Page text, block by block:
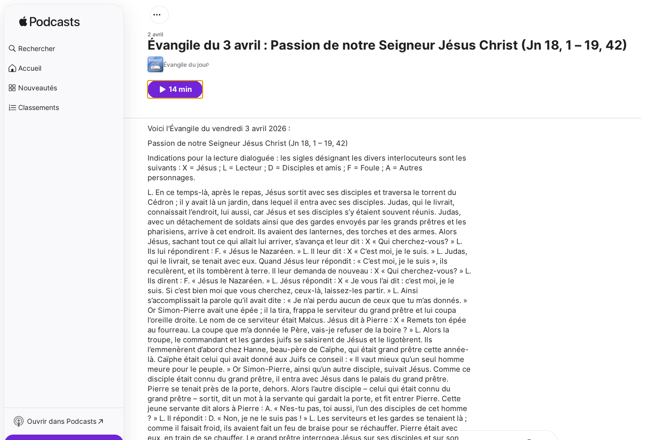
Rechercher
Accueil
Nouveautés
Classements
Ouvrir dans Podcasts
2 avril
Évangile du 3 avril : Passion de notre Seigneur Jésus Christ (Jn 18, 1 – 19, 42)
Évangile du jour
14 min
Voici l'Évangile du vendredi 3 avril 2026 :
Passion de notre Seigneur Jésus Christ (Jn 18, 1 – 19, 42)
Indications pour la lecture dialoguée : les sigles désignant les divers interlocuteurs sont les
suivants : X = Jésus ; L = Lecteur ; D = Disciples et amis ; F = Foule ; A = Autres
personnages.
L. En ce temps-là, après le repas, Jésus sortit avec ses disciples et traversa le torrent du
Cédron ; il y avait là un jardin, dans lequel il entra avec ses disciples. Judas, qui le livrait,
connaissait l’endroit, lui aussi, car Jésus et ses disciples s’y étaient souvent réunis. Judas,
avec un détachement de soldats ainsi que des gardes envoyés par les grands prêtres et les
pharisiens, arrive à cet endroit. Ils avaient des lanternes, des torches et des armes. Alors
Jésus, sachant tout ce qui allait lui arriver, s’avança et leur dit : X « Qui cherchez-vous? » L.
Ils lui répondirent : F. « Jésus le Nazaréen. » L. Il leur dit : X « C’est moi, je le suis. » L. Judas,
qui le livrait, se tenait avec eux. Quand Jésus leur répondit : « C’est moi, je le suis », ils
reculèrent, et ils tombèrent à terre. Il leur demanda de nouveau : X « Qui cherchez-vous? » L.
Ils dirent : F. « Jésus le Nazaréen. » L. Jésus répondit : X « Je vous l’ai dit : c’est moi, je le
suis. Si c’est bien moi que vous cherchez, ceux-là, laissez-les partir. » L. Ainsi
s’accomplissait la parole qu’il avait dite : « Je n’ai perdu aucun de ceux que tu m’as donnés. »
Or Simon-Pierre avait une épée ; il la tira, frappa le serviteur du grand prêtre et lui coupa
l’oreille droite. Le nom de ce serviteur était Malcus. Jésus dit à Pierre : X « Remets ton épée
au fourreau. La coupe que m’a donnée le Père, vais-je refuser de la boire ? » L. Alors la
troupe, le commandant et les gardes juifs se saisirent de Jésus et le ligotèrent. Ils
l’emmenèrent d’abord chez Hanne, beau-père de Caïphe, qui était grand prêtre cette année-
là. Caïphe était celui qui avait donné aux Juifs ce conseil : « Il vaut mieux qu’un seul homme
meure pour le peuple. » Or Simon-Pierre, ainsi qu’un autre disciple, suivait Jésus. Comme ce
disciple était connu du grand prêtre, il entra avec Jésus dans le palais du grand prêtre.
Pierre se tenait près de la porte, dehors. Alors l’autre disciple – celui qui était connu du
grand prêtre – sortit, dit un mot à la servante qui gardait la porte, et fit entrer Pierre. Cette
jeune servante dit alors à Pierre : A. « N’es-tu pas, toi aussi, l’un des disciples de cet homme
? » L. Il répondit : D. « Non, je ne le suis pas ! » L. Les serviteurs et les gardes se tenaient là ;
comme il faisait froid, ils avaient fait un feu de braise pour se réchauffer. Pierre était avec
eux, en train de se chauffer. Le grand prêtre interrogea Jésus sur ses disciples et sur son